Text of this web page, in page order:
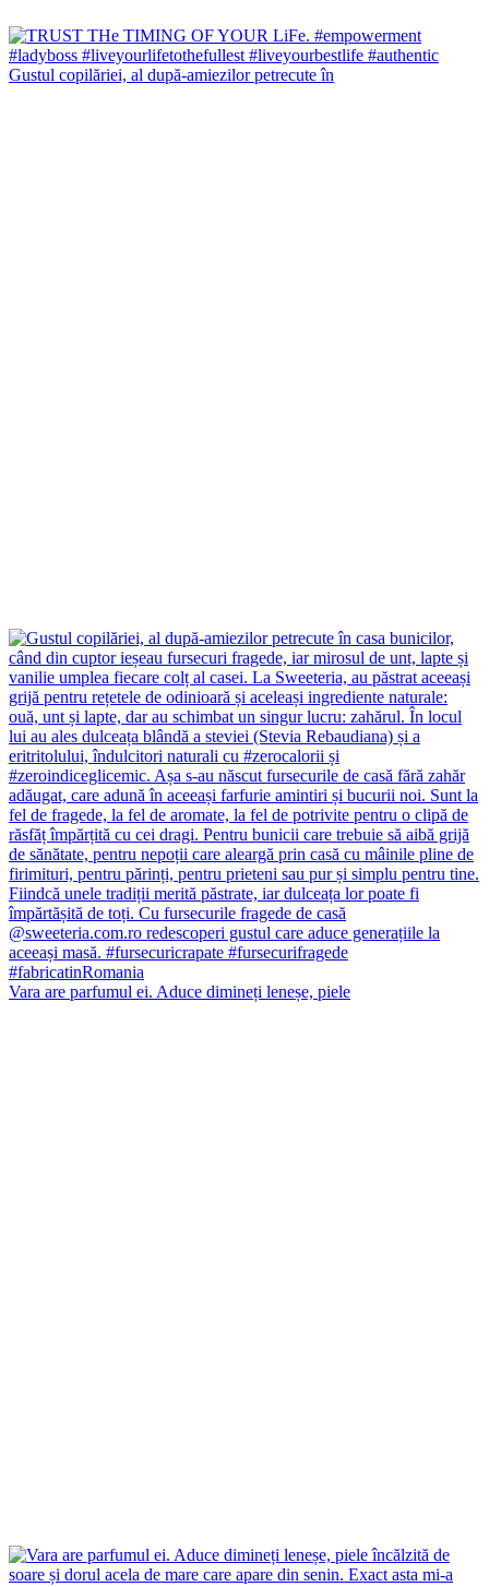
Gustul copilăriei, al după-amiezilor petrecute în
Vara are parfumul ei. Aduce dimineți leneșe, piele